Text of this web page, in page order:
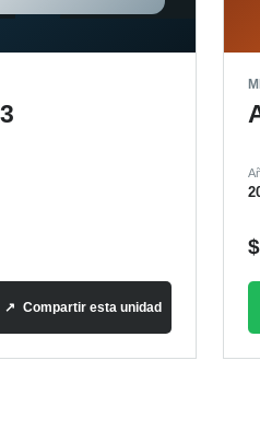
Compartir esta unidad
$